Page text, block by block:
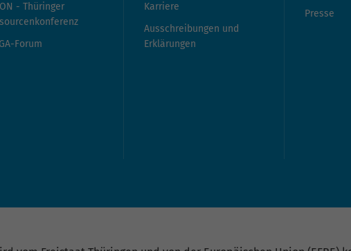
- Thüringer
Forum
Karriere
Ausschreibungen und
Erklärungen
Presse